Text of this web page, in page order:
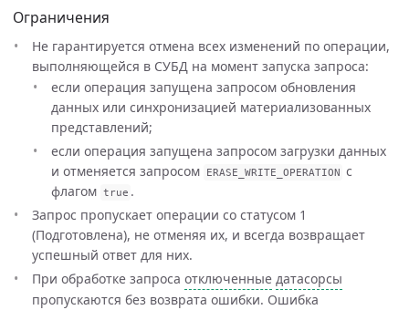
Ограничения
Не гарантируется отмена всех изменений по операции,
выполняющейся в СУБД на момент запуска запроса:
если операция запущена запросом обновления
данных или синхронизацией материализованных
представлений;
если операция запущена запросом загрузки данных
и отменяется запросом
ERASE_WRITE_OPERATION с
флагом true .
Запрос пропускает операции со статусом 1
(Подготовлена), не отменяя их, и всегда возвращает
успешный ответ для них.
При обработке запроса отключенные датасорсы
пропускаются без возврата ошибки. Ошибка